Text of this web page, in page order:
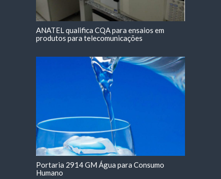
ANATEL qualifica CQA para ensaios em
produtos para telecomunicações
Portaria 2914 GM Água para Consumo
Humano